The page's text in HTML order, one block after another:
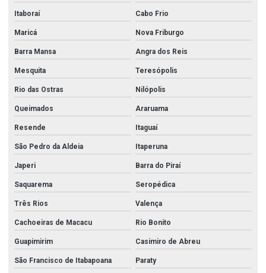
Itaboraí Cabo Frio
Maricá Nova Friburgo
Barra Mansa Angra dos Reis
Mesquita Teresópolis
Rio das Ostras Nilópolis
Queimados Araruama
Resende Itaguaí
São Pedro da Aldeia Itaperuna
Japeri Barra do Piraí
Saquarema Seropédica
Três Rios Valença
Cachoeiras de Macacu Rio Bonito
Guapimirim Casimiro de Abreu
São Francisco de Itabapoana Paraty